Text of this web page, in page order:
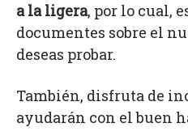
a la ligera, por lo cual,
documentes sobre el
deseas probar.
También, disfruta de
ayudarán con el buen